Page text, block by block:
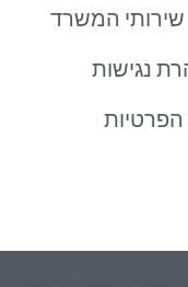
שירותי המשרד
נגישות
הפרטיות